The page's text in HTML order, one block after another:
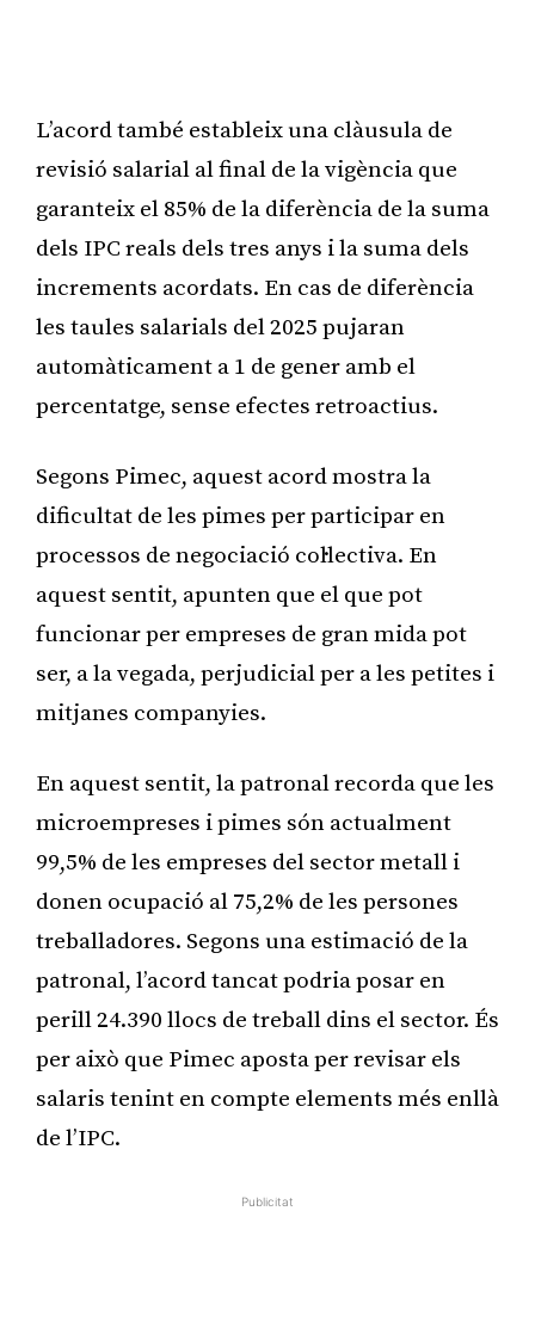
L’acord també estableix una clàusula de
revisió salarial al final de la vigència que
garanteix el 85% de la diferència de la suma
dels IPC reals dels tres anys i la suma dels
increments acordats. En cas de diferència
les taules salarials del 2025 pujaran
automàticament a 1 de gener amb el
percentatge, sense efectes retroactius.
Segons Pimec, aquest acord mostra la
dificultat de les pimes per participar en
processos de negociació col·lectiva. En
aquest sentit, apunten que el que pot
funcionar per empreses de gran mida pot
ser, a la vegada, perjudicial per a les petites i
mitjanes companyies.
En aquest sentit, la patronal recorda que les
microempreses i pimes són actualment
99,5% de les empreses del sector metall i
donen ocupació al 75,2% de les persones
treballadores. Segons una estimació de la
patronal, l’acord tancat podria posar en
perill 24.390 llocs de treball dins el sector. És
per això que Pimec aposta per revisar els
salaris tenint en compte elements més enllà
de l’IPC.
Publicitat